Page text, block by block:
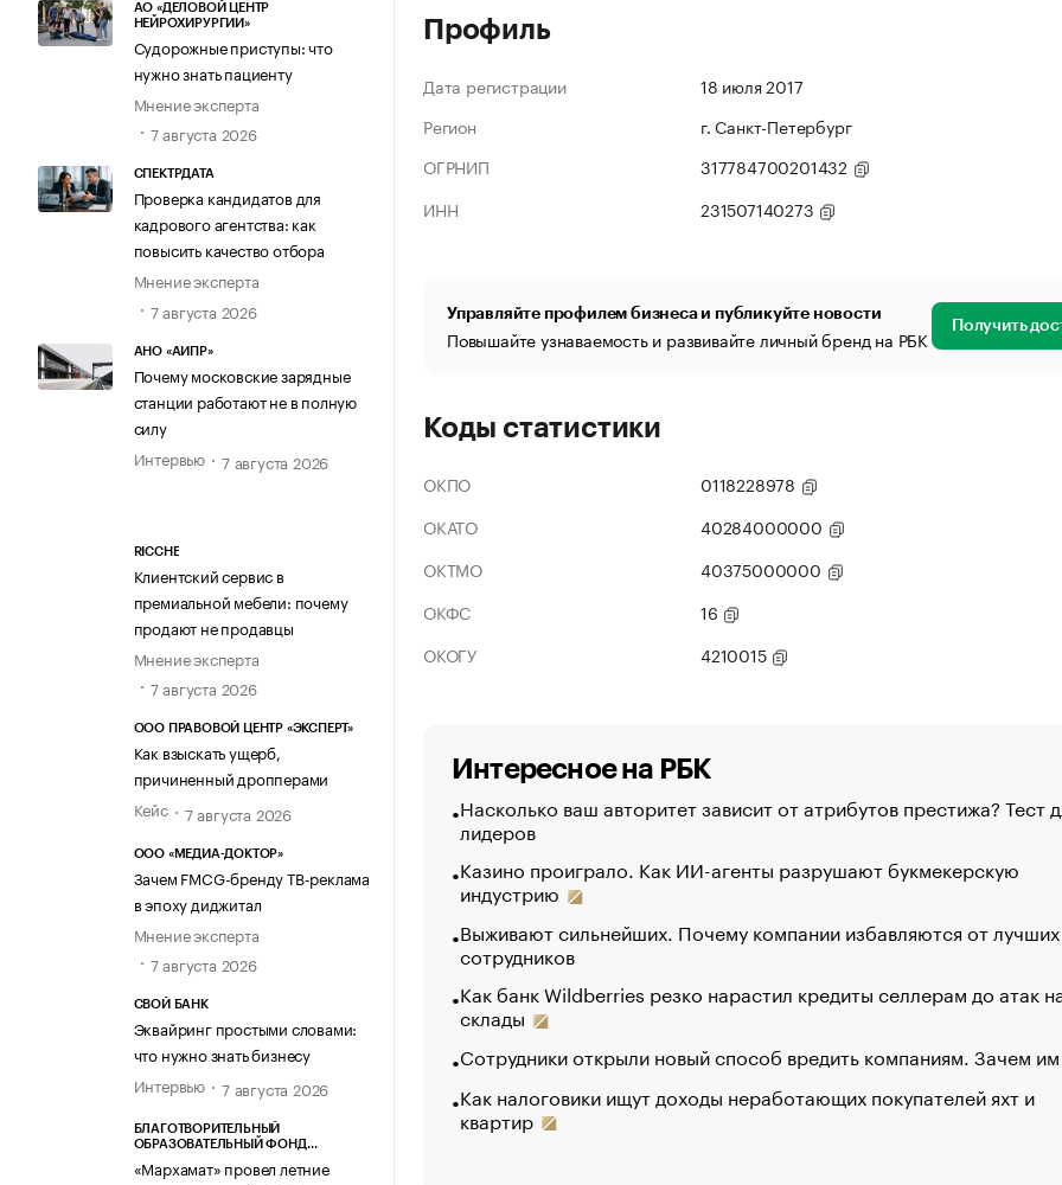
АО «ДЕЛОВОЙ ЦЕНТР
НЕЙРОХИРУРГИИ»
Судорожные приступы: что
нужно знать пациенту
Мнение эксперта
7 августа 2026
СПЕКТРДАТА
Проверка кандидатов для
кадрового агентства: как
повысить качество отбора
Мнение эксперта
7 августа 2026
АНО «АИПР»
Почему московские зарядные
станции работают не в полную
силу
Интервью
7 августа 2026
RICCHE
Клиентский сервис в
премиальной мебели: почему
продают не продавцы
Мнение эксперта
7 августа 2026
ООО ПРАВОВОЙ ЦЕНТР «ЭКСПЕРТ»
Как взыскать ущерб,
причиненный дропперами
Кейс
7 августа 2026
ООО «МЕДИА-ДОКТОР»
Зачем FMCG-бренду ТВ-реклама
в эпоху диджитал
Мнение эксперта
7 августа 2026
СВОЙ БАНК
Эквайринг простыми словами:
что нужно знать бизнесу
Интервью
7 августа 2026
БЛАГОТВОРИТЕЛЬНЫЙ
ОБРАЗОВАТЕЛЬНЫЙ ФОНД
«Мархамат» провел летние
Профиль
Дата регистрации
18 июля 2017
Регион
г. Санкт-Петербург
ОГРНИП
317784700201432
ИНН
231507140273
Управляйте профилем бизнеса и публикуйте новости
Повышайте узнаваемость и развивайте личный бренд на РБК Получить
Коды статистики
ОКПО
0118228978
ОКАТО
40284000000
ОКТМО
40375000000
ОКФС
16
ОКОГУ
4210015
Интересное на РБК
Насколько ваш авторитет зависит от атрибутов престижа? Тест
лидеров
Казино проиграло. Как ИИ-агенты разрушают букмекерскую
индустрию
Выживают сильнейших. Почему компании избавляются от лучших
сотрудников
Как банк Wildberries резко нарастил кредиты селлерам до атак
склады
Сотрудники открыли новый способ вредить компаниям. Зачем
Как налоговики ищут доходы неработающих покупателей яхт и
квартир